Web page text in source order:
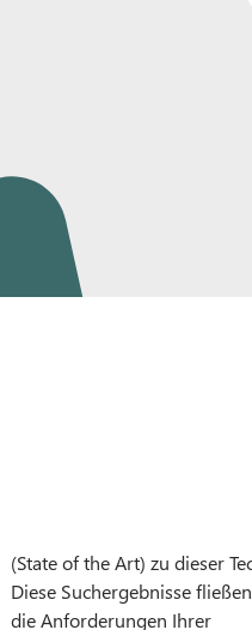
(State of the Art) zu dieser
Diese Suchergebnisse
die Anforderungen Ihrer